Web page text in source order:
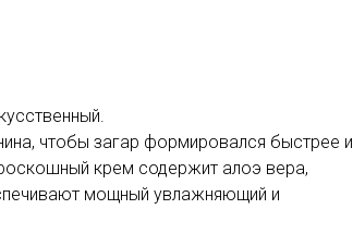
чтобы загар формировался быстрее и
крем содержит алоэ вера,
мощный увлажняющий и